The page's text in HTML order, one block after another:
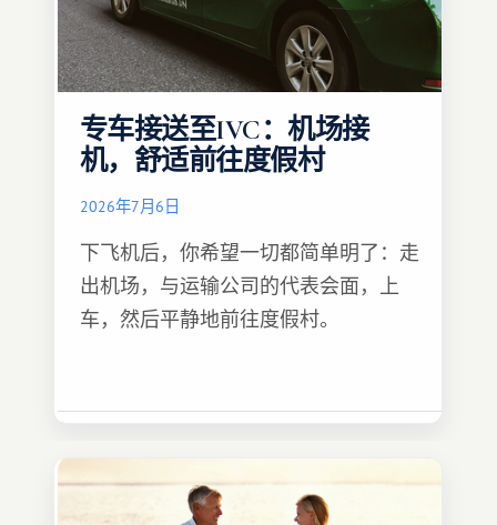
专车接送至IVC：机场接
机，舒适前往度假村
2026年7月6日
下飞机后，你希望一切都简单明了：走
出机场，与运输公司的代表会面，上
车，然后平静地前往度假村。